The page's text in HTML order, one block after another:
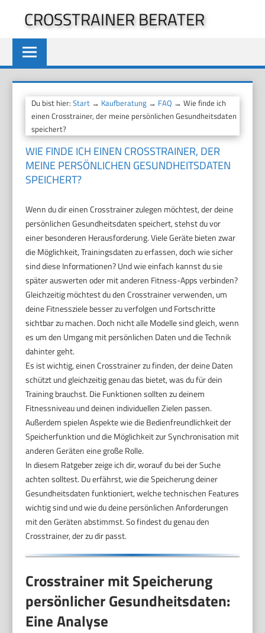
springen
CROSSTRAINER BERATER
Du bist hier:Start → Kaufberatung → FAQ → Wie finde ich
einen Crosstrainer, der meine persönlichen Gesundheitsdaten
speichert?
WIE FINDE ICH EINEN CROSSTRAINER, DER
MEINE PERSÖNLICHEN GESUNDHEITSDATEN
SPEICHERT?
Wenn du dir einen Crosstrainer zulegen möchtest, der deine
persönlichen Gesundheitsdaten speichert, stehst du vor
einer besonderen Herausforderung. Viele Geräte bieten zwar
die Möglichkeit, Trainingsdaten zu erfassen, doch wie sicher
sind diese Informationen? Und wie einfach kannst du sie
später auswerten oder mit anderen Fitness-Apps verbinden?
Gleichzeitig möchtest du den Crosstrainer verwenden, um
deine Fitnessziele besser zu verfolgen und Fortschritte
sichtbar zu machen. Doch nicht alle Modelle sind gleich, wenn
es um den Umgang mit persönlichen Daten und die Technik
dahinter geht.
Es ist wichtig, einen Crosstrainer zu finden, der deine Daten
schützt und gleichzeitig genau das bietet, was du für dein
Training brauchst. Die Funktionen sollten zu deinem
Fitnessniveau und deinen individuellen Zielen passen.
Außerdem spielen Aspekte wie die Bedienfreundlichkeit der
Speicherfunktion und die Möglichkeit zur Synchronisation mit
anderen Geräten eine große Rolle.
In diesem Ratgeber zeige ich dir, worauf du bei der Suche
achten solltest. Du erfährst, wie die Speicherung deiner
Gesundheitsdaten funktioniert, welche technischen Features
wichtig sind und wie du deine persönlichen Anforderungen
mit den Geräten abstimmst. So findest du genau den
Crosstrainer, der zu dir passt.
Crosstrainer mit Speicherung
persönlicher Gesundheitsdaten:
Eine Analyse